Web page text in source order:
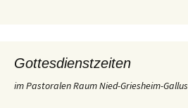
Gottesdienstzeiten
im Pastoralen Raum Nied-Griesheim-Gallus